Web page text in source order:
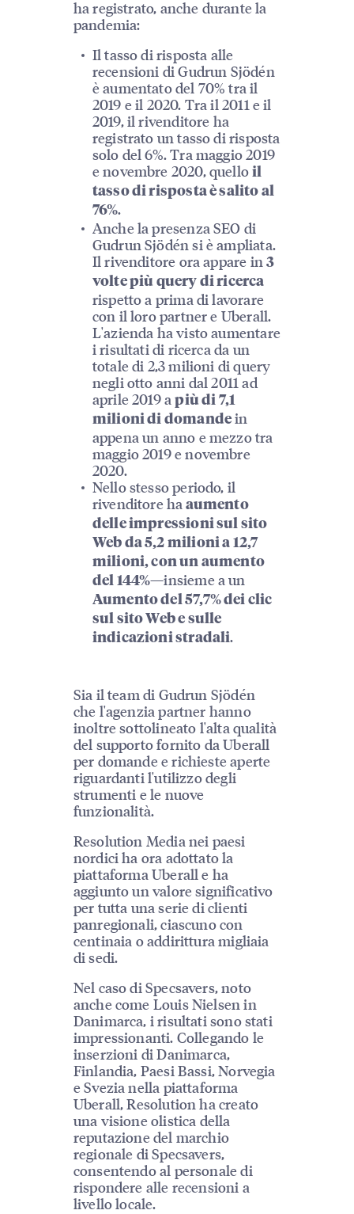
ha registrato, anche durante la
pandemia:
Il tasso di risposta alle
recensioni di Gudrun Sjödén
è aumentato del 70% tra il
2019 e il 2020. Tra il 2011 e il
2019, il rivenditore ha
registrato un tasso di risposta
solo del 6%. Tra maggio 2019
e novembre 2020, quelloil
tasso di risposta è salito al
76%.
Anche la presenza SEO di
Gudrun Sjödén si è ampliata.
Il rivenditore ora appare in3
volte più query di ricerca
rispetto a prima di lavorare
con il loro partner e Uberall.
L'azienda ha visto aumentare
i risultati di ricerca da un
totale di 2,3 milioni di query
negli otto anni dal 2011 ad
aprile 2019 apiù di 7,1
milioni di domande in
appena un anno e mezzo tra
maggio 2019 e novembre
2020.
Nello stesso periodo, il
rivenditore ha aumento
delle impressioni sul sito
Web da 5,2 milioni a 12,7
milioni, con un aumento
del 144%—insieme a un
Aumento del 57,7% dei clic
sul sito Web e sulle
indicazioni stradali.
Sia il team di Gudrun Sjödén
che l'agenzia partner hanno
inoltre sottolineato l'alta qualità
del supporto fornito da Uberall
per domande e richieste aperte
riguardanti l'utilizzo degli
strumenti e le nuove
funzionalità.
Resolution Media nei paesi
nordici ha ora adottato la
piattaforma Uberall e ha
aggiunto un valore significativo
per tutta una serie di clienti
panregionali, ciascuno con
centinaia o addirittura migliaia
di sedi.
Nel caso di Specsavers, noto
anche come Louis Nielsen in
Danimarca, i risultati sono stati
impressionanti. Collegando le
inserzioni di Danimarca,
Finlandia, Paesi Bassi, Norvegia
e Svezia nella piattaforma
Uberall, Resolution ha creato
una visione olistica della
reputazione del marchio
regionale di Specsavers,
consentendo al personale di
rispondere alle recensioni a
livello locale.